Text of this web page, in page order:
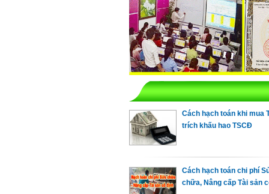
Cách hạch toán khi mua
trích khấu hao TSCĐ
Cách hạch toán chi phí
chữa, Nâng cấp Tài sản